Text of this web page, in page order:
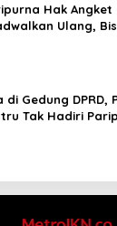
Hak
Ulang,
di Gedung
Tak Hadiri